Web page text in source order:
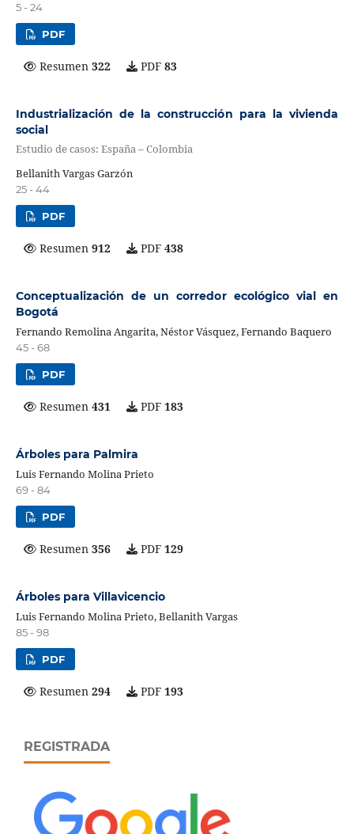
5 - 24
PDF
Resumen 322 PDF 83
Industrialización de la construcción para la vivienda
social
Estudio de casos: España – Colombia
Bellanith Vargas Garzón
25 - 44
PDF
Resumen 912 PDF 438
Conceptualización de un corredor ecológico vial en
Bogotá
Fernando Remolina Angarita, Néstor Vásquez, Fernando Baquero
45 - 68
PDF
Resumen 431 PDF 183
Árboles para Palmira
Luis Fernando Molina Prieto
69 - 84
PDF
Resumen 356 PDF 129
Árboles para Villavicencio
Luis Fernando Molina Prieto, Bellanith Vargas
85 - 98
PDF
Resumen 294 PDF 193
REGISTRADA